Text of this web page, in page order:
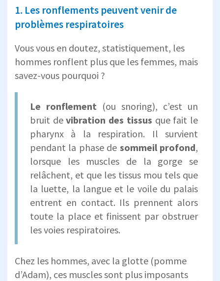
1. Les ronflements peuvent venir de
problèmes respiratoires
Vous vous en doutez, statistiquement, les
hommes ronflent plus que les femmes, mais
savez-vous pourquoi ?
Le ronflement (ou snoring), c’est un
bruit devibration des tissus que fait le
pharynx à la respiration. Il survient
pendant la phase de sommeil profond,
lorsque les muscles de la gorge se
relâchent, et que les tissus mou tels que
la luette, la langue et le voile du palais
entrent en contact. Ils prennent alors
toute la place et finissent par obstruer
les voies respiratoires.
Chez les hommes, avec la glotte (pomme
d’Adam), ces muscles sont plus imposants